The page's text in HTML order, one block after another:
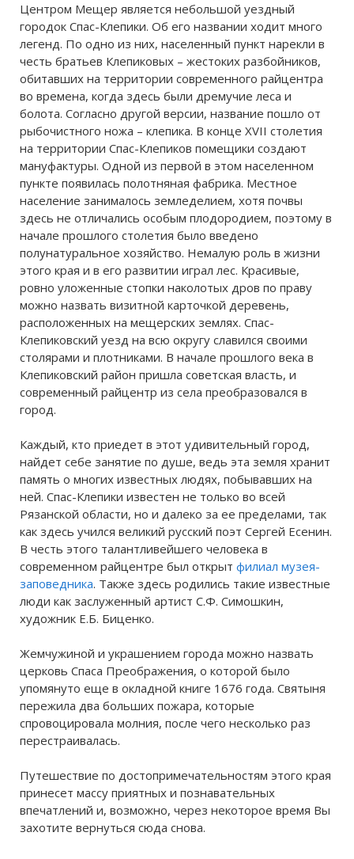
Центром Мещер является небольшой уездный
городок Спас-Клепики. Об его названии ходит много
легенд. По одно из них, населенный пункт нарекли в
честь братьев Клепиковых – жестоких разбойников,
обитавших на территории современного райцентра
во времена, когда здесь были дремучие леса и
болота. Согласно другой версии, название пошло от
рыбочистного ножа – клепика. В конце XVII столетия
на территории Спас-Клепиков помещики создают
мануфактуры. Одной из первой в этом населенном
пункте появилась полотняная фабрика. Местное
население занималось земледелием, хотя почвы
здесь не отличались особым плодородием, поэтому в
начале прошлого столетия было введено
полунатуральное хозяйство. Немалую роль в жизни
этого края и в его развитии играл лес. Красивые,
ровно уложенные стопки наколотых дров по праву
можно назвать визитной карточкой деревень,
расположенных на мещерских землях. Спас-
Клепиковский уезд на всю округу славился своими
столярами и плотниками. В начале прошлого века в
Клепиковский район пришла советская власть, и
современный райцентр из села преобразовался в
город.
Каждый, кто приедет в этот удивительный город,
найдет себе занятие по душе, ведь эта земля хранит
память о многих известных людях, побывавших на
ней. Спас-Клепики известен не только во всей
Рязанской области, но и далеко за ее пределами, так
как здесь учился великий русский поэт Сергей Есенин.
В честь этого талантливейшего человека в
современном райцентре был открыт филиал музея-
заповедника. Также здесь родились такие известные
люди как заслуженный артист С.Ф. Симошкин,
художник Е.Б. Биценко.
Жемчужиной и украшением города можно назвать
церковь Спаса Преображения, о которой было
упомянуто еще в окладной книге 1676 года. Святыня
пережила два больших пожара, которые
спровоцировала молния, после чего несколько раз
перестраивалась.
Путешествие по достопримечательностям этого края
принесет массу приятных и познавательных
впечатлений и, возможно, через некоторое время Вы
захотите вернуться сюда снова.